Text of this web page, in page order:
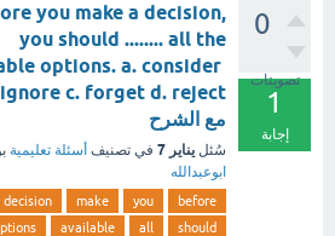
0
تصويتات
1
إجابة
you make a decision,
you should ........ all the
options. a. consider
مع الشرح
سُئل يناير 7 في تصنيف أسئلة تعليمية
ابوعبدالله
before
you
make
decision
should
all
available